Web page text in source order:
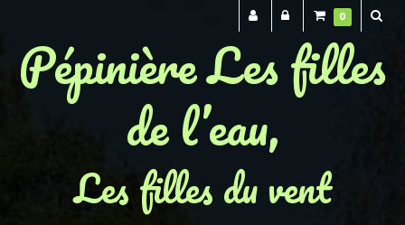
Pépinière Les filles
de l’eau,
Les filles du vent
0